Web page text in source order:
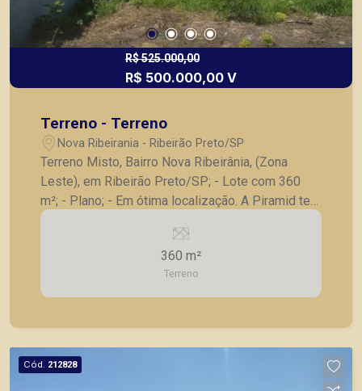
R$ 525.000,00
R$ 500.000,00 V
Terreno - Terreno
Nova Ribeirania - Ribeirão Preto/SP
Terreno Misto, Bairro Nova Ribeirânia, (Zona
Leste), em Ribeirão Preto/SP; - Lote com 360
m²; - Plano; - Em ótima localização. A Piramid tem
como objetivo atender seus clientes com
agilidade e segurança, em locação, vendas de
imóveis prontos, usados ou mesmo nos
principais lançamentos da cidade de Ribeirão
Preto.
360 m²
Terreno
Cód. 212828